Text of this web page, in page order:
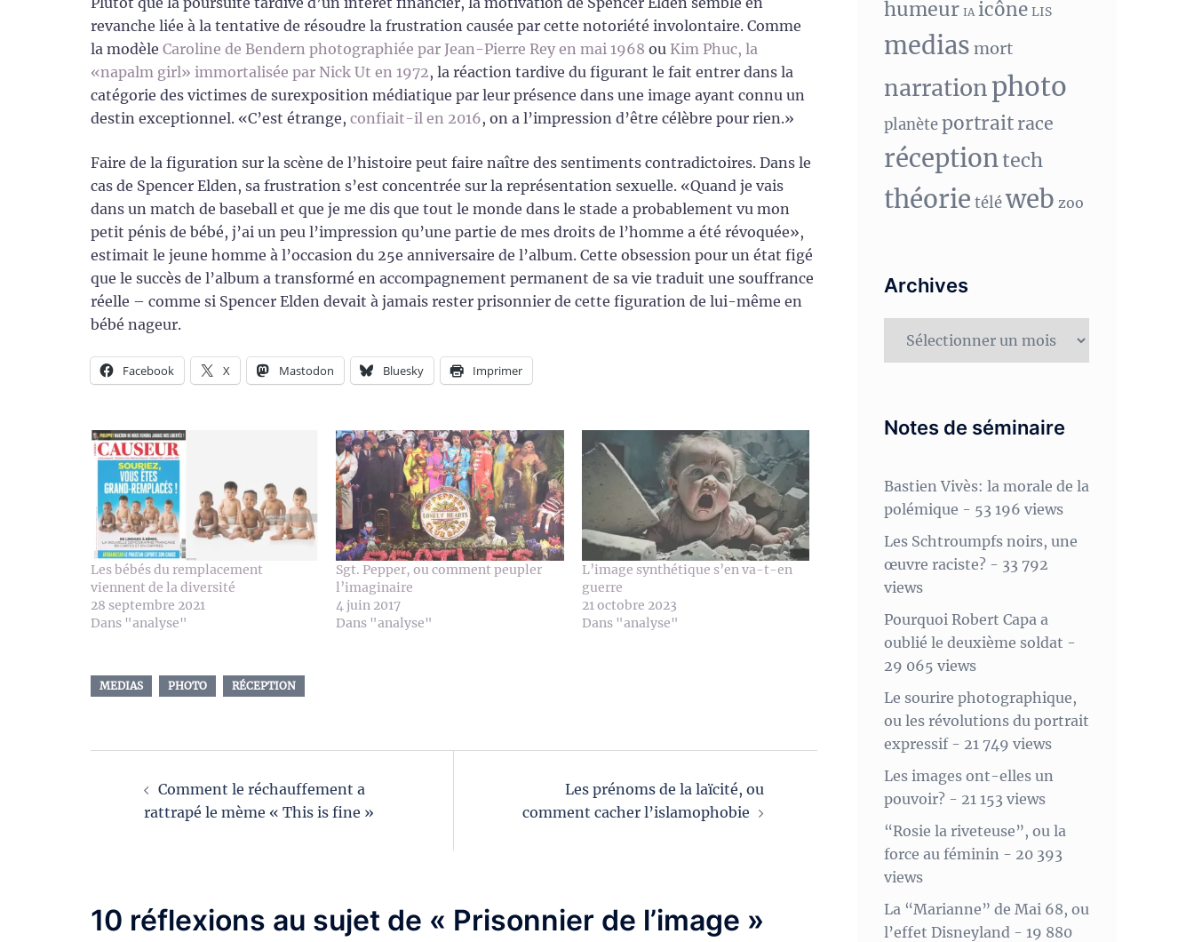
revanche liée à la tentative de résoudre la frustration causée par cette notoriété involontaire. Comme
la modèle Caroline de Bendern photographiée par Jean-Pierre Rey en mai 1968 ou Kim Phuc, la
«napalm girl» immortalisée par Nick Ut en 1972, la réaction tardive du figurant le fait entrer dans la
catégorie des victimes de surexposition médiatique par leur présence dans une image ayant connu un
destin exceptionnel. «C’est étrange, confiait-il en 2016, on a l’impression d’être célèbre pour rien.»
Faire de la figuration sur la scène de l’histoire peut faire naître des sentiments contradictoires. Dans le
cas de Spencer Elden, sa frustration s’est concentrée sur la représentation sexuelle. «Quand je vais
dans un match de baseball et que je me dis que tout le monde dans le stade a probablement vu mon
petit pénis de bébé, j’ai un peu l’impression qu’une partie de mes droits de l’homme a été révoquée»,
estimait le jeune homme à l’occasion du 25e anniversaire de l’album. Cette obsession pour un état figé
que le succès de l’album a transformé en accompagnement permanent de sa vie traduit une souffrance
réelle – comme si Spencer Elden devait à jamais rester prisonnier de cette figuration de lui-même en
bébé nageur.
Facebook X Mastodon Bluesky Imprimer
Les bébés du remplacement
viennent de la diversité
28 septembre 2021
Dans "analyse"
Sgt. Pepper, ou comment peupler
l’imaginaire
4 juin 2017
Dans "analyse"
L’image synthétique s’en va-t-en
guerre
21 octobre 2023
Dans "analyse"
MEDIAS PHOTO RÉCEPTION
Navigation
d’article
Comment le réchauffement a
rattrapé le mème « This is fine »
Les prénoms de la laïcité, ou
comment cacher l’islamophobie
10 réflexions au sujet de « Prisonnier de l’image »
humeur IA icône LIS
medias mort
narrationphoto
planète portrait race
réceptiontech
théorie téléweb zoo
Archives
Notes de séminaire
Bastien Vivès: la morale de la
polémique - 53 196 views
Les Schtroumpfs noirs, une
œuvre raciste?- 33 792
views
Pourquoi Robert Capa a
oublié le deuxième soldat -
29 065 views
Le sourire photographique,
ou les révolutions du portrait
expressif- 21 749 views
Les images ont-elles un
pouvoir?- 21 153 views
“Rosie la riveteuse”, ou la
force au féminin - 20 393
views
La “Marianne” de Mai 68, ou
l’effet Disneyland - 19 880